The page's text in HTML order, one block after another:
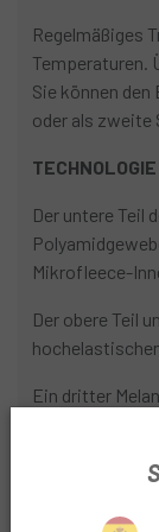
Regelmäßiges
Temperaturen.
Sie können
oder als zweite
TECHNOLOGIE
Der untere Teil
Mikrofleece-
Der obere Teil
Ein dritter
Die Bündchen